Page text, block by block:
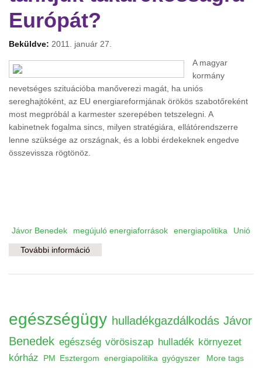
Európát?
Beküldve: 2011. január 27.
A magyar
kormány
nevetséges szituációba manőverezi magát, ha uniós
sereghajtóként, az EU energiareformjának örökös szabotőreként
most megpróbál a karmester szerepében tetszelegni. A
kabinetnek fogalma sincs, milyen stratégiára, ellátórendszerre
lenne szüksége az országnak, és a lobbi érdekeknek engedve
összevissza rögtönöz.
Jávor Benedek megújuló energiaforrások energiapolitika Unió
További információ
kapcsolatosan
egészségügy hulladékgazdálkodás Jávor
Benedek egészség vörösiszap hulladék környezet
kórház
PM Esztergom energiapolitika gyógyszer More tags